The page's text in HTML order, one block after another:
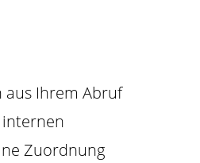
aus Ihrem Abruf
Zuordnung